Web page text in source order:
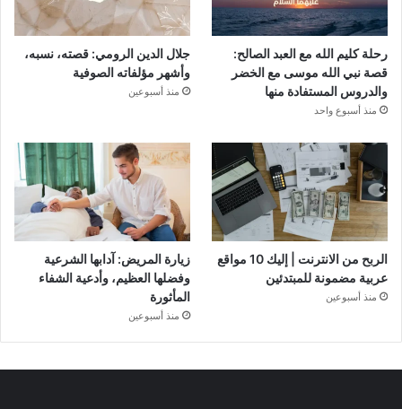
رحلة كليم الله مع العبد الصالح:
قصة نبي الله موسى مع الخضر
والدروس المستفادة منها
منذ أسبوع واحد
جلال الدين الرومي: قصته، نسبه،
وأشهر مؤلفاته الصوفية
منذ أسبوعين
الربح من الانترنت | إليك 10 مواقع
عربية مضمونة للمبتدئين
منذ أسبوعين
زيارة المريض: آدابها الشرعية
وفضلها العظيم، وأدعية الشفاء
المأثورة
منذ أسبوعين